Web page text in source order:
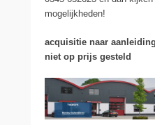
mogelijkheden!
acquisitie naar
niet op prijs gesteld